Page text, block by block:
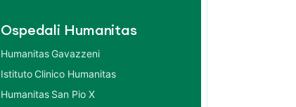
Ospedali Humanitas
Humanitas Gavazzeni
Istituto Clinico Humanitas
Humanitas San Pio X